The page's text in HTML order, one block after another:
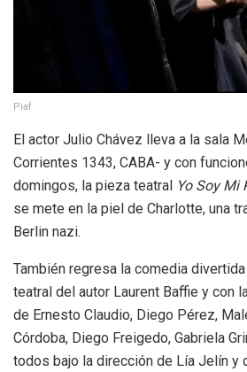
Piaf
El actor Julio Chávez lleva a la sala
Corrientes 1343, CABA- y con
domingos, la pieza teatral Yo Soy Mi
se mete en la piel de Charlotte, una
Berlin nazi.
También regresa la comedia divertida
teatral del autor Laurent Baffie y con
de Ernesto Claudio, Diego Pérez,
Córdoba, Diego Freigedo, Gabriela
todos bajo la dirección de Lía Jelín y